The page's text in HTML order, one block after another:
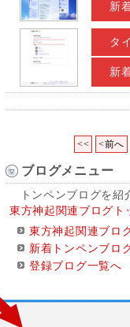
新
タ
新
<< <前へ
ブログメニュー
トンペンブログを
東方神起関連ブログト
東方神起関連ブロ
新着トンペンブロ
登録ブログ一覧へ